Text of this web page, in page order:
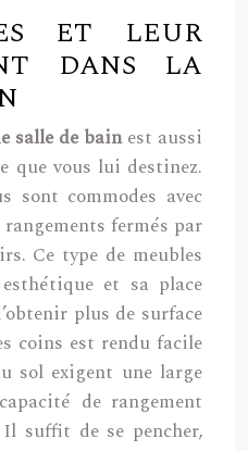
ET LEUR
DANS LA
salle de bainest aussi
que vous lui destinez.
sont commodes avec
fermés par
Ce type de meubles
et sa place
plus de surface
coins est rendu facile
sol exigent une large
de rangement
suffit de se pencher,